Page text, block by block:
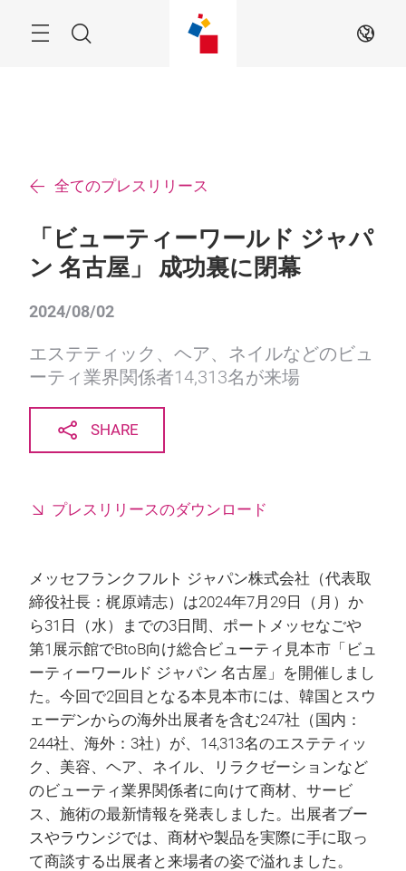
JA
全てのプレスリリース
「ビューティーワールド ジャパ
ン 名古屋」 成功裏に閉幕
2024/08/02
エステティック、ヘア、ネイルなどのビュ
ーティ業界関係者14,313名が来場
SHARE
プレスリリースのダウンロード
メッセフランクフルト ジャパン株式会社（代表取
締役社長：梶原靖志）は2024年7月29日（月）か
ら31日（水）までの3日間、ポートメッセなごや
第1展示館でBtoB向け総合ビューティ見本市「ビュ
ーティーワールド ジャパン 名古屋」を開催しまし
た。今回で2回目となる本見本市には、韓国とスウ
ェーデンからの海外出展者を含む247社（国内：
244社、海外：3社）が、14,313名のエステティッ
ク、美容、ヘア、ネイル、リラクゼーションなど
のビューティ業界関係者に向けて商材、サービ
ス、施術の最新情報を発表しました。出展者ブー
スやラウンジでは、商材や製品を実際に手に取っ
て商談する出展者と来場者の姿で溢れました。